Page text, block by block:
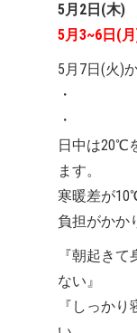
5月2日(木)
5月3~6日(
5月7日(火)
・
・
日中は20℃
ます。
寒暖差が
負担がかか
『朝起き
ない』
『しっか